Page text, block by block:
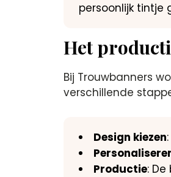
persoonlijk tintje
Het
Bij Trouwbanners
verschillende
Design kiezen
Productie: